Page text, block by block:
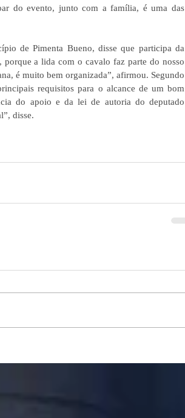
do evento, junto com a família, é uma das
de Pimenta Bueno, disse que participa da
porque a lida com o cavalo faz parte do nosso
é muito bem organizada”, afirmou. Segundo
requisitos para o alcance de um bom
do apoio e da lei de autoria do deputado
disse.